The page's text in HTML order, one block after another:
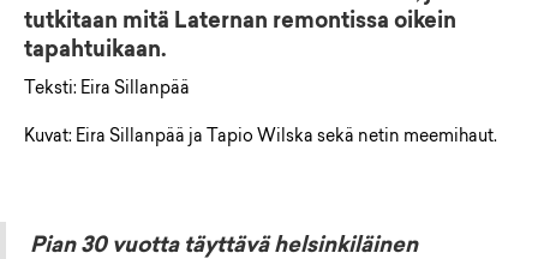
tutkitaan mitä Laternan remontissa oikein
tapahtuikaan.
Teksti: Eira Sillanpää
Kuvat: Eira Sillanpää ja Tapio Wilska sekä netin meemihaut.
Pian 30 vuotta täyttävä helsinkiläinen